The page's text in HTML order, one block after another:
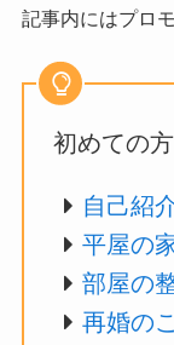
記事内にはプロ
初めての
自己紹
平屋の
部屋の
再婚の